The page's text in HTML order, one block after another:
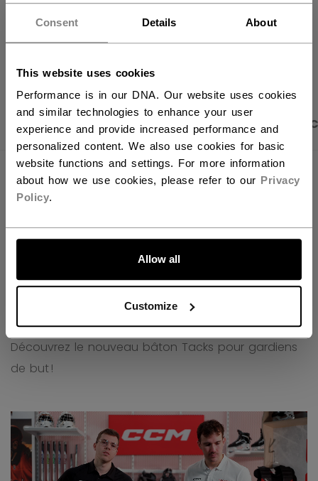
Consent Details About
This website uses cookies
Performance is in our DNA. Our website uses cookies
and similar technologies to enhance your user
experience and provide increased performance and
personalized content. We also use cookies for basic
website functions and settings. For more information
about how we use cookies, please refer to our Privacy
Policy.
Allow all
Customize
produits aux États-Unis ?
ALLONS-Y !
PHOTOS DU PRODUIT DESCRIPTION
Découvrez le nouveau bâton Tacks pour gardiens
de but !